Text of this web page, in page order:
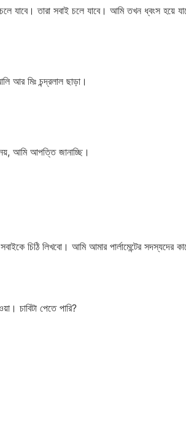
যাবে। তারা সবাই চলে যাবে। আমি তখন ধ্বংস হয়ে
মিঃ চন্দ্রলাল ছাড়া।
নয়, আমি আপত্তি জানাচ্ছি।
চিঠি লিখবো। আমি আমার পার্লামেন্টের সদস্যদের
চাবিটা পেতে পারি?